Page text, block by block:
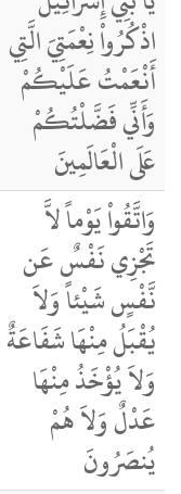
اذْكُرُواْ نِعْمَتِيَ الَّتِي
أَنْعَمْتُ عَلَيْكُمْ
وَأَنِّي فَضَّلْتُكُمْ
عَلَى الْعَالَمِينَ
وَاتَّقُواْ يَوْماً لاَّ
تَجْزِي نَفْسٌ عَن
نَّفْسٍ شَيْئاً وَلاَ
يُقْبَلُ مِنْهَا شَفَاعَةٌ
وَلاَ يُؤْخَذُ مِنْهَا
عَدْلٌ وَلاَ هُمْ
يُنصَرُونَ